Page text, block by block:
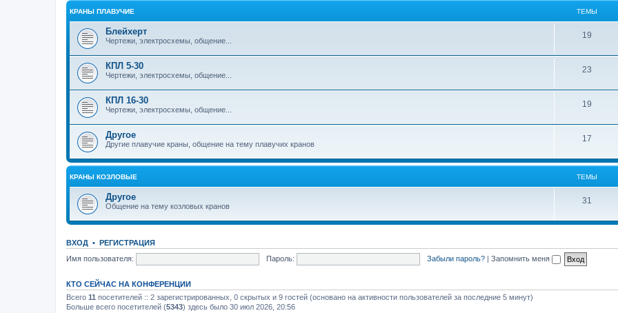
КРАНЫ ПЛАВУЧИЕ ТЕМЫ
Блейхерт
Чертежи, электросхемы, общение...
19
КПЛ 5-30
Чертежи, электросхемы, общение...
23
КПЛ 16-30
Чертежи, электросхемы, общение...
19
Другое
Другие плавучие краны, общение на тему плавучих кранов
17
КРАНЫ КОЗЛОВЫЕ ТЕМЫ
Другое
Общение на тему козловых кранов
31
ВХОД • РЕГИСТРАЦИЯ
Имя пользователя:
Пароль: Забыли пароль? | Запомнить меня
КТО СЕЙЧАС НА КОНФЕРЕНЦИИ
Всего 11 посетителей :: 2 зарегистрированных, 0 скрытых и 9 гостей (основано на активности пользователей за последние 5 минут)
Больше всего посетителей (5343) здесь было 30 июл 2026, 20:56